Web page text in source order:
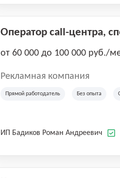
Оператор call-центра,
от 60 000 до 100 000 руб./
Рекламная компания
Прямой работодатель Без опыта
ИП Бадиков Роман Андреевич